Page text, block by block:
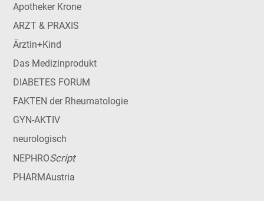
Apotheker Krone
ARZT & PRAXIS
Ärztin+Kind
Das Medizinprodukt
DIABETES FORUM
FAKTEN der Rheumatologie
GYN-AKTIV
neurologisch
NEPHROScript
PHARMAustria